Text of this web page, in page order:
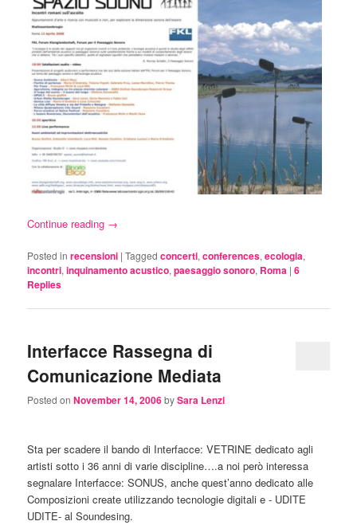
Continue reading →
Posted in recensioni |Tagged concerti,conferences,ecologia,
incontri,inquinamento acustico,paesaggio sonoro, Roma |6
Replies
Interfacce Rassegna di
Comunicazione Mediata
Posted onNovember 14, 2006bySara Lenzi
Sta per scadere il bando di Interfacce: VETRINE dedicato agli
artisti sotto i 36 anni di varie discipline….a noi però interessa
segnalare Interfacce: SONUS, anche quest’anno dedicato alle
Composizioni create utilizzando tecnologie digitali e - UDITE
UDITE- al Soundesing.